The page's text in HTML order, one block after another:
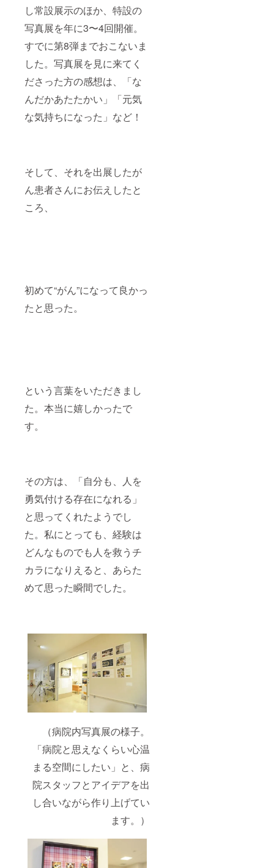
し常設展示のほか、特設の
写真展を年に3〜4回開催。
すでに第8弾までおこないま
した。写真展を見に来てく
ださった方の感想は、「な
んだかあたたかい」「元気
な気持ちになった」など！
そして、それを出展したが
ん患者さんにお伝えしたと
ころ、
初めて“がん”になって良かっ
たと思った。
という言葉をいただきまし
た。本当に嬉しかったで
す。
その方は、「自分も、人を
勇気付ける存在になれる」
と思ってくれたようでし
た。私にとっても、経験は
どんなものでも人を救うチ
カラになりえると、あらた
めて思った瞬間でした。
（病院内写真展の様子。
「病院と思えなくらい心温
まる空間にしたい」と、病
院スタッフとアイデアを出
し合いながら作り上げてい
ます。）